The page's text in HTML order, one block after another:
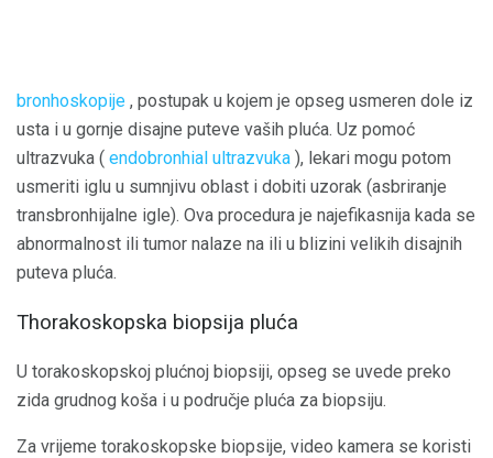
bronhoskopije , postupak u kojem je opseg usmeren dole iz
usta i u gornje disajne puteve vaših pluća. Uz pomoć
ultrazvuka ( endobronhial ultrazvuka ), lekari mogu potom
usmeriti iglu u sumnjivu oblast i dobiti uzorak (asbriranje
transbronhijalne igle). Ova procedura je najefikasnija kada se
abnormalnost ili tumor nalaze na ili u blizini velikih disajnih
puteva pluća.
Thorakoskopska biopsija pluća
U torakoskopskoj plućnoj biopsiji, opseg se uvede preko
zida grudnog koša i u područje pluća za biopsiju.
Za vrijeme torakoskopske biopsije, video kamera se koristi